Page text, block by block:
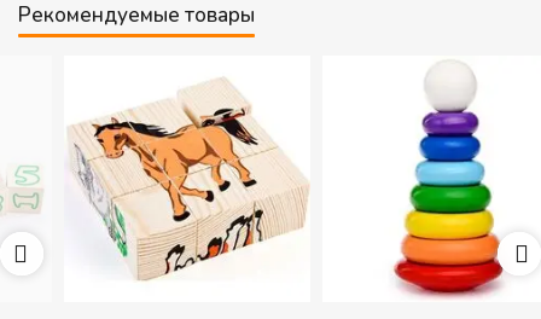
Рекомендуемые товары